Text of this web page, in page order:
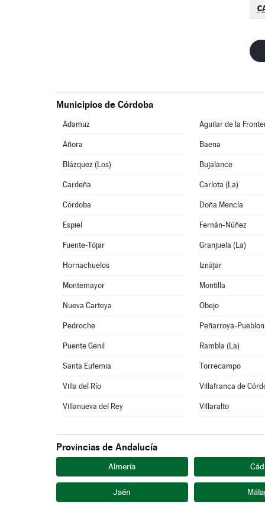
Municipios de Córdoba
Adamuz Aguilar de la
Añora Baena
Blázquez (Los) Bujalance
Cardeña Carlota (La)
Córdoba Doña Mencía
Espiel Fernán-Núñez
Fuente-Tójar Granjuela (La)
Hornachuelos Iznájar
Montemayor Montilla
Nueva Carteya Obejo
Pedroche Peñarroya-
Puente Genil Rambla (La)
Santa Eufemia Torrecampo
Villa del Río Villafranca de
Villanueva del Rey Villaralto
Provincias de Andalucía
Almería
Jaén